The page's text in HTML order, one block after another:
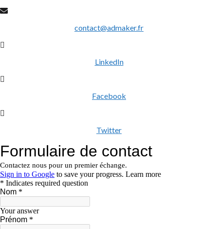
contact@admaker.fr
LinkedIn
Facebook
Twitter